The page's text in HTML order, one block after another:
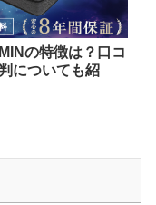
の特徴は？口コ
についても紹